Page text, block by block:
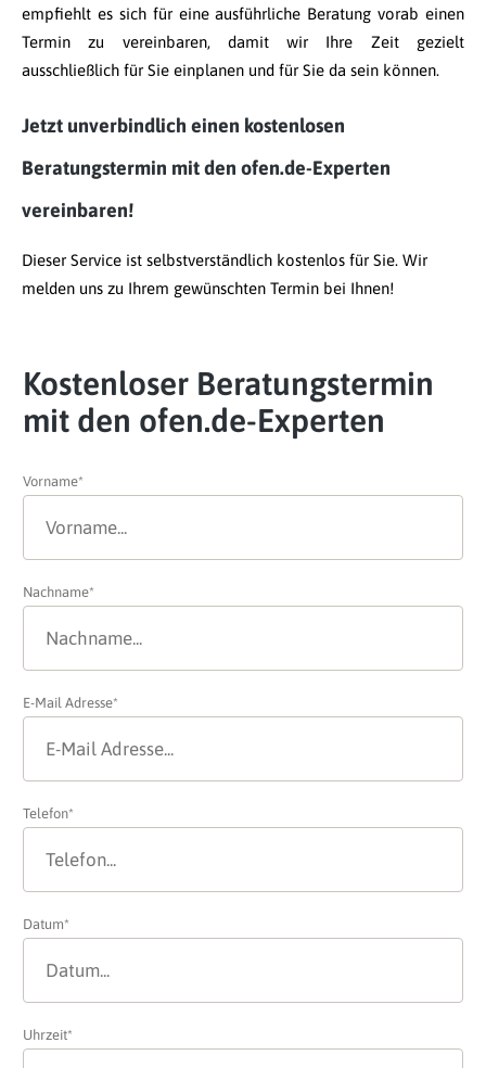
empfiehlt es sich für eine ausführliche Beratung vorab einen
Termin zu vereinbaren, damit wir Ihre Zeit gezielt
ausschließlich für Sie einplanen und für Sie da sein können.
Jetzt unverbindlich einen kostenlosen
Beratungstermin mit den ofen.de-Experten
vereinbaren!
Dieser Service ist selbstverständlich kostenlos für Sie. Wir
melden uns zu Ihrem gewünschten Termin bei Ihnen!
Kostenloser Beratungstermin
mit den ofen.de-Experten
Vorname*
Nachname*
E-Mail Adresse*
Telefon*
Datum*
Uhrzeit*